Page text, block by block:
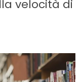
velocità di